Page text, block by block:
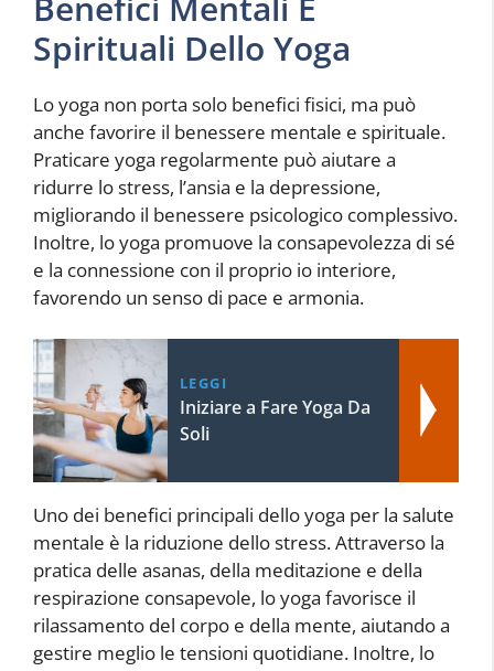
Spirituali Dello Yoga
Lo yoga non porta solo benefici fisici, ma può
anche favorire il benessere mentale e spirituale.
Praticare yoga regolarmente può aiutare a
ridurre lo stress, l’ansia e la depressione,
migliorando il benessere psicologico complessivo.
Inoltre, lo yoga promuove la consapevolezza di sé
e la connessione con il proprio io interiore,
favorendo un senso di pace e armonia.
LEGGI
Iniziare a Fare Yoga Da
Soli
Uno dei benefici principali dello yoga per la salute
mentale è la riduzione dello stress. Attraverso la
pratica delle asanas, della meditazione e della
respirazione consapevole, lo yoga favorisce il
rilassamento del corpo e della mente, aiutando a
gestire meglio le tensioni quotidiane. Inoltre, lo